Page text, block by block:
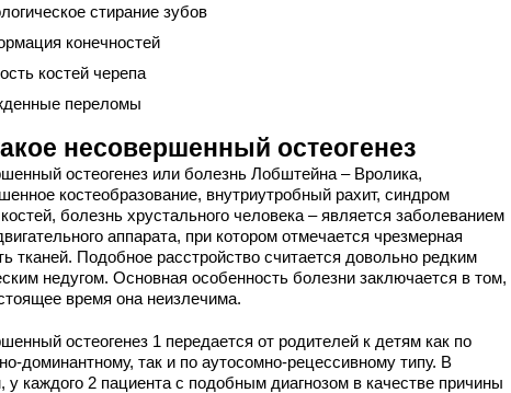
стирание зубов
конечностей
костей черепа
переломы
несовершенный остеогенез
остеогенез или болезнь Лобштейна – Вролика,
костеобразование, внутриутробный рахит, синдром
болезнь хрустального человека – является заболеванием
аппарата, при котором отмечается чрезмерная
тканей. Подобное расстройство считается довольно редким
недугом. Основная особенность болезни заключается в том,
время она неизлечима.
остеогенез 1 передается от родителей к детям как по
доминантному, так и по аутосомно-рецессивному типу. В
у каждого 2 пациента с подобным диагнозом в качестве причины